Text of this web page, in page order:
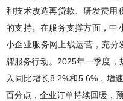
和技术改造再贷款、研发费用
的支持。在服务支撑方面，中
小企业服务网上线运营，充分
牌服务行动。2025年一季度
入同比增长8.2%和5.6%，增
百分点，企业订单持续回暖，